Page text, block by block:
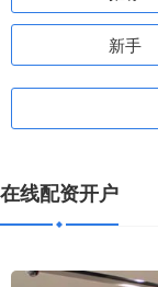
新手
在线配资开户